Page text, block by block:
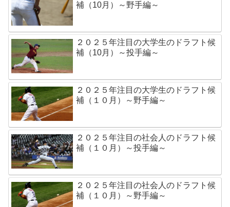
補（10月）～野手編～
２０２５年注目の大学生のドラフト候
補（10月）～投手編～
２０２５年注目の大学生のドラフト候
補（１０月）～野手編～
２０２５年注目の社会人のドラフト候
補（１０月）～投手編～
２０２５年注目の社会人のドラフト候
補（１０月）～野手編～